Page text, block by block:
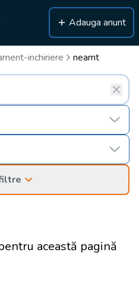
Adauga anunt
inchiriere neamt
această pagină